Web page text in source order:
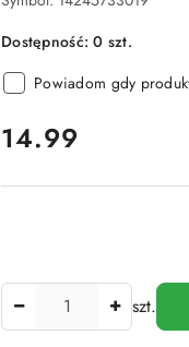
Dostępność:0 szt.
Powiadom gdy
cena:
14.99
szt.